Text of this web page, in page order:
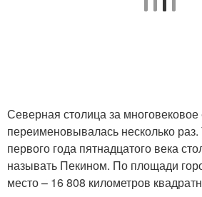
Северная столица за
переименовывалась несколько раз.
первого года пятнадцатого века
называть Пекином. По площади
место – 16 808 километров